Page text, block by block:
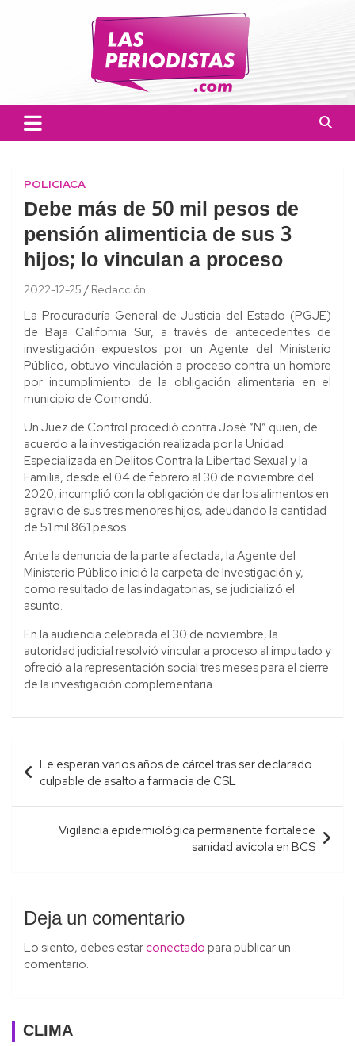
Las Periodistas
informado a la población.
POLICIACA
Debe más de 50 mil pesos de
pensión alimenticia de sus 3
hijos; lo vinculan a proceso
2022-12-25 Redacción
La Procuraduría General de Justicia del Estado (PGJE)
de Baja California Sur, a través de antecedentes de
investigación expuestos por un Agente del Ministerio
Público, obtuvo vinculación a proceso contra un hombre
por incumplimiento de la obligación alimentaria en el
municipio de Comondú.
Un Juez de Control procedió contra José “N” quien, de
acuerdo a la investigación realizada por la Unidad
Especializada en Delitos Contra la Libertad Sexual y la
Familia, desde el 04 de febrero al 30 de noviembre del
2020, incumplió con la obligación de dar los alimentos en
agravio de sus tres menores hijos, adeudando la cantidad
de 51 mil 861 pesos.
Ante la denuncia de la parte afectada, la Agente del
Ministerio Público inició la carpeta de Investigación y,
como resultado de las indagatorias, se judicializó el
asunto.
En la audiencia celebrada el 30 de noviembre, la
autoridad judicial resolvió vincular a proceso al imputado y
ofreció a la representación social tres meses para el cierre
de la investigación complementaria.
Navegación
de
entradas
Le esperan varios años de cárcel tras ser declarado
culpable de asalto a farmacia de CSL
Vigilancia epidemiológica permanente fortalece
sanidad avícola en BCS
Deja un comentario
Lo siento, debes estar conectado para publicar un
comentario.
CLIMA